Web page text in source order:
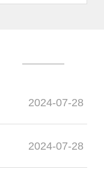
2024-07-28
2024-07-28